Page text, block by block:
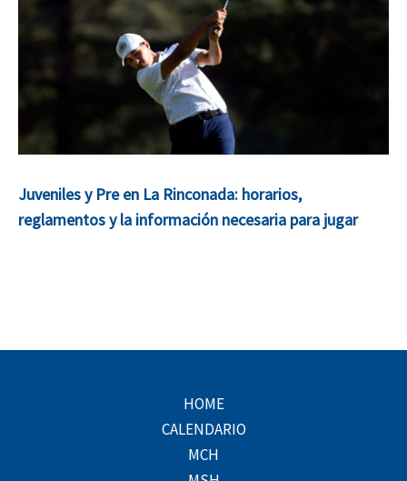
Juveniles y Pre en La Rinconada: horarios,
reglamentos y la información necesaria para jugar
HOME
CALENDARIO
MCH